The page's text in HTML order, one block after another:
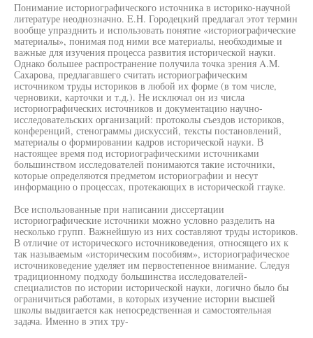
Понимание историографического источника в историко-научной
литературе неоднозначно. E.H. Городецкий предлагал этот термин
вообще упразднить и использовать понятие «историографические
материалы», понимая под ними все материалы, необходимые и
важные для изучения процесса развития исторической науки.
Однако большее распространение получила точка зрения A.M.
Сахарова, предлагавшего считать историографическим
источником труды историков в любой их форме (в том числе,
черновики, карточки и т.д.). Не исключал он из числа
историографических источников и документацию научно-
исследовательских организаций: протоколы съездов историков,
конференций, стенограммы дискуссий, тексты постановлений,
материалы о формировании кадров исторической науки. В
настоящее время под историографическими источниками
большинством исследователей понимаются такие источники,
которые определяются предметом историографии и несут
информацию о процессах, протекающих в исторической ггауке.
Все использованные при написании диссертации
историографические источники можно условно разделить на
несколько групп. Важнейшую из них составляют труды историков.
В отличие от исторического источниковедения, относящего их к
так называемым «историческим пособиям», историографическое
источниковедение уделяет им первостепенное внимание. Следуя
традиционному подходу большинства исследователей-
специалистов по истории исторической науки, логично было бы
ограничиться работами, в которых изучение истории высшей
школы выдвигается как непосредственная и самостоятельная
задача. Именно в этих тру-